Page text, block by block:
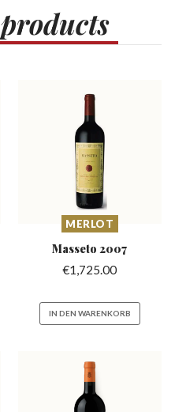
products
MERLOT
Masseto 2007
€1,725.00
IN DEN WARENKORB